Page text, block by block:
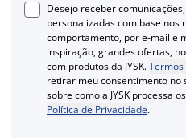
Desejo receber
personalizadas com base nos
comportamento, por e-mail e
inspiração, grandes ofertas,
com produtos da JYSK.Termos
retirar meu consentimento no
sobre como a JYSK processa
Política de Privacidade.